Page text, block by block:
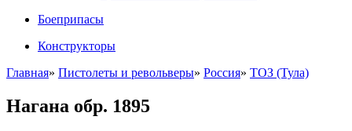
Боеприпасы
Конструкторы
Главная» Пистолеты и револьверы» Россия» ТОЗ (Тула)
Нагана обр. 1895